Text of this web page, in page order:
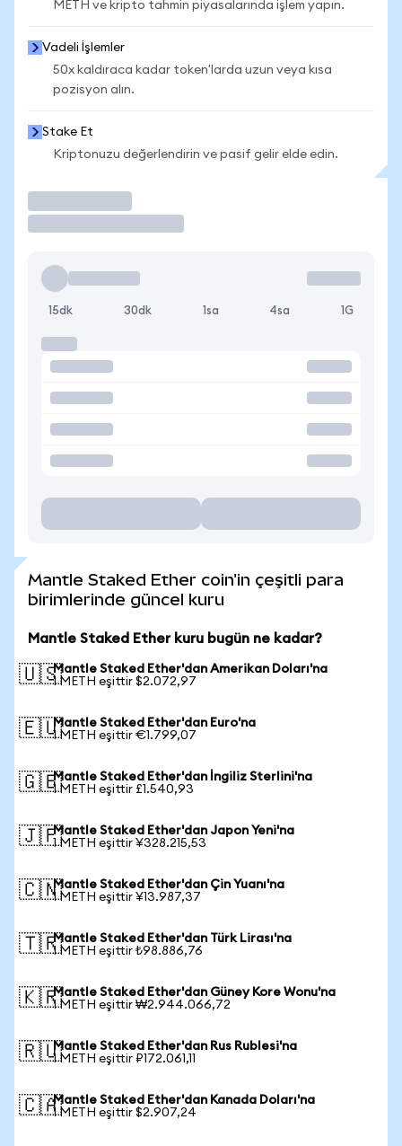
METH ve kripto tahmin piyasalarında işlem yapın.
Vadeli İşlemler
50x kaldıraca kadar token'larda uzun veya kısa
pozisyon alın.
Stake Et
Kriptonuzu değerlendirin ve pasif gelir elde edin.
15dk 30dk 1sa 4sa 1G
Mantle Staked Ether coin'in çeşitli para
birimlerinde güncel kuru
Mantle Staked Ether kuru bugün ne kadar?
🇺🇸Mantle Staked Ether'dan Amerikan Doları'na
1 METH eşittir $2.072,97
🇪🇺Mantle Staked Ether'dan Euro'na
1 METH eşittir €1.799,07
🇬🇧Mantle Staked Ether'dan İngiliz Sterlini'na
1 METH eşittir £1.540,93
🇯🇵Mantle Staked Ether'dan Japon Yeni'na
1 METH eşittir ¥328.215,53
🇨🇳Mantle Staked Ether'dan Çin Yuanı'na
1 METH eşittir ¥13.987,37
🇹🇷Mantle Staked Ether'dan Türk Lirası'na
1 METH eşittir ₺98.886,76
🇰🇷Mantle Staked Ether'dan Güney Kore Wonu'na
1 METH eşittir ₩2.944.066,72
🇷🇺Mantle Staked Ether'dan Rus Rublesi'na
1 METH eşittir ₽172.061,11
🇨🇦Mantle Staked Ether'dan Kanada Doları'na
1 METH eşittir $2.907,24